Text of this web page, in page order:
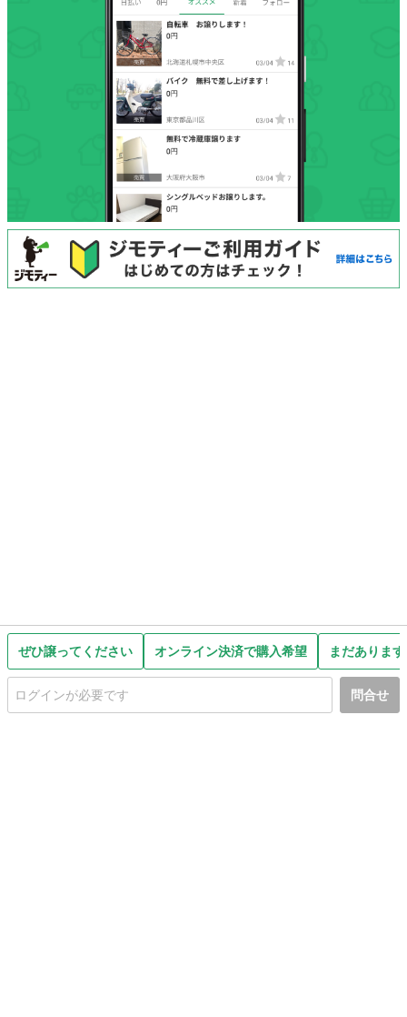
ぜひ譲ってください オンライン決済で購入希望 まだありま
問合せ